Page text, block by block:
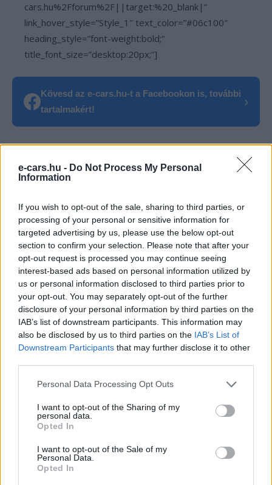
e-cars.hu - Do Not Process My Personal
Information
If you wish to opt-out of the sale, sharing to third parties, or
processing of your personal or sensitive information for
targeted advertising by us, please use the below opt-out
section to confirm your selection. Please note that after your
opt-out request is processed you may continue seeing
interest-based ads based on personal information utilized by
us or personal information disclosed to third parties prior to
your opt-out. You may separately opt-out of the further
disclosure of your personal information by third parties on the
IAB’s list of downstream participants. This information may
also be disclosed by us to third parties on the IAB’s List of
Downstream Participants that may further disclose it to other
Personal Data Processing Opt Outs
I want to opt-out of the Sharing of my
personal data.
Opted In
I want to opt-out of the Sale of my
Personal Data.
Opted In
cars.hu%2Fforum%2F||target:%20_blank|”
link_hover_style=”Style_1″ text_color=”#06c100″
heading_style=”font-weight:bold;”
title_font_size=”desktop:20px;”]
Kövesd az e-cars.hu-t a Facebookon is, további
tartalmakért!
›
video
e-cars.hu
Elektromosan közlekedsz, vagy a váltáson töprengsz?
foglalkoztatnak a legújabb fejlesztések az elektromosság és a
fenntarthatóság területén? Akkor jó helyen jársz!
KAPCSOLÓDÓ CIKKEK